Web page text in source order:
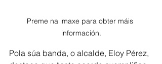
Preme na imaxe para obter máis
información.
Pola súa banda, o alcalde, Eloy Pérez,